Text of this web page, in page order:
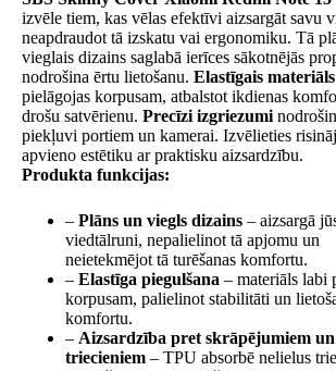
izvēle tiem, kas vēlas efektīvi aizsargāt savu
neapdraudot tā izskatu vai ergonomiku. Tā
vieglais dizains saglabā ierīces sākotnējās
nodrošina ērtu lietošanu. Elastīgais materiāls
pielāgojas korpusam, atbalstot ikdienas
drošu satvērienu. Precīzi izgriezumi
piekļuvi portiem un kamerai. Izvēlieties
apvieno estētiku ar praktisku aizsardzību.
Produkta funkcijas:
– Plāns un viegls dizains – aizsargā
viedtālruni, nepalielinot tā apjomu un
neietekmējot tā turēšanas komfortu.
– Elastīga piegulšana – materiāls labi
korpusam, palielinot stabilitāti un
komfortu.
– Aizsardzība pret skrāpējumiem un
triecieniem – TPU absorbē nelielus